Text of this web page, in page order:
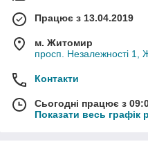
Працює з 13.04.2019
м. Житомир
просп. Незалежності 1,
Контакти
Сьогодні працює з
Показати весь графік